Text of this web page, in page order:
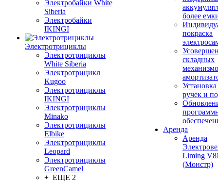
Электробайки White
Siberia
Электробайки
IKINGI
Электротрициклы
Электротрициклы
White Siberia
Электротрицикл
Kugoo
Электротрициклы
IKINGI
Электротрициклы
Minako
Электротрициклы
Elbike
Электротрициклы
Leopard
Электротрициклы
GreenCamel
+ ЕЩЕ 2
более
покраска
складных
ручек и
Аренда
Аренда
Liming
(Монстр)